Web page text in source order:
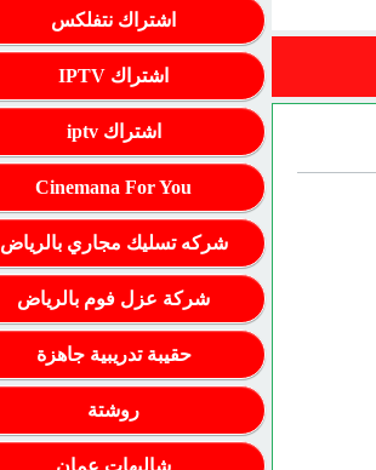
اشتراك نتفلكس
اشتراك IPTV
اشتراك iptv
Cinemana For You
شركه تسليك مجاري بالرياض
شركة عزل فوم بالرياض
حقيبة تدريبية جاهزة
روشتة
شاليهات عمان